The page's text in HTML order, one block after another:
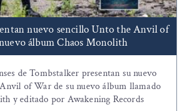
nuevo sencillo Unto the Anvil of
álbum Chaos Monolith
de Tombstalker presentan su nuevo
of War de su nuevo álbum llamado
y editado por Awakening Records